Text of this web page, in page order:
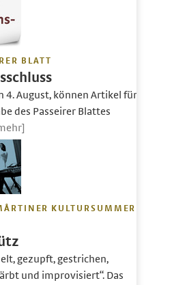
BLATT
4. August, können Artikel für
des Passeirer Blattes
KULTURSUMMER
gezupft, gestrichen,
und improvisiert“. Das